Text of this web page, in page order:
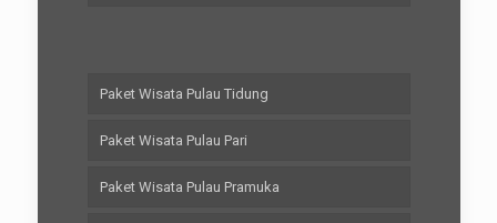
Paket Wisata Pulau Tidung
Paket Wisata Pulau Pari
Paket Wisata Pulau Pramuka